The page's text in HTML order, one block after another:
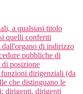
a qualsiasi titolo
quelli conferiti
dall'organo di indirizzo
pubbliche di
di posizione
dirigenziali (da
che distinguano le
dirigenti, dirigenti